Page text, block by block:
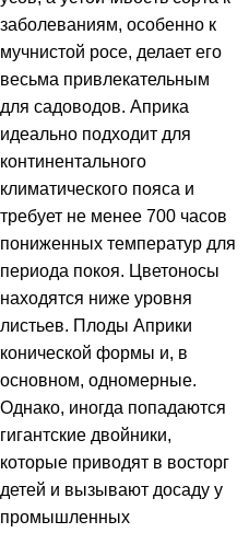
заболеваниям, особенно к
мучнистой росе, делает его
весьма привлекательным
для садоводов. Априка
идеально подходит для
континентального
климатического пояса и
требует не менее 700 часов
пониженных температур для
периода покоя. Цветоносы
находятся ниже уровня
листьев. Плоды Априки
конической формы и, в
основном, одномерные.
Однако, иногда попадаются
гигантские двойники,
которые приводят в восторг
детей и вызывают досаду у
промышленных